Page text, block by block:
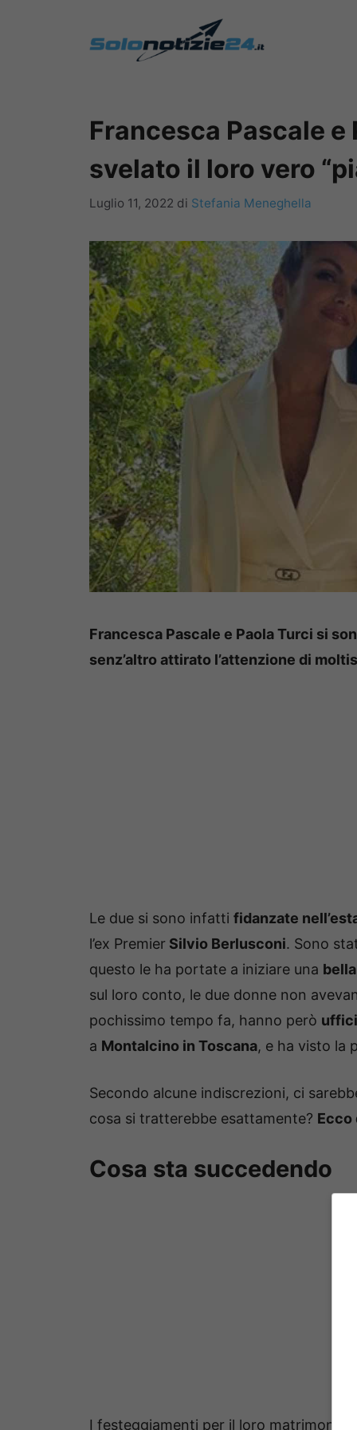
Francesca Pascale
svelato il loro vero
Luglio 11, 2022 di Stefania Meneghella
Francesca Pascale e Paola Turci si
senz’altro attirato l’attenzione di
Le due si sono infatti fidanzate
l’ex Premier Silvio Berlusconi. Sono
questo le ha portate a iniziare una
sul loro conto, le due donne non
pochissimo tempo fa, hanno però
a Montalcino in Toscana, e ha visto la
Secondo alcune indiscrezioni, ci
cosa si tratterebbe esattamente? Ecco
Cosa sta succedendo
I festeggiamenti per il loro matrimonio